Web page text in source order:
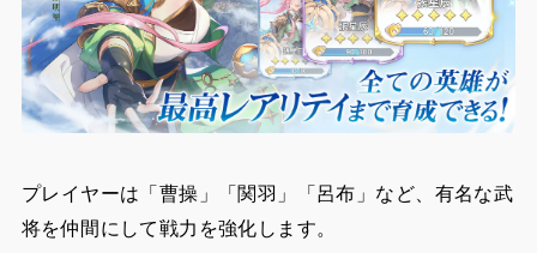
プレイヤーは「曹操」「関羽」「呂布」など、有名な武
将を仲間にして戦力を強化します。